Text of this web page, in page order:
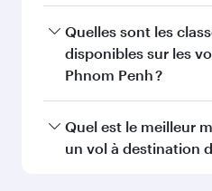
Genève
FAQ sur les vols